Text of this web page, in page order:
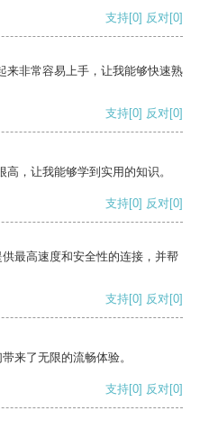
支持[0] 反对[0]
来非常容易上手，让我能够快速熟
支持[0] 反对[0]
，让我能够学到实用的知识。
支持[0] 反对[0]
最高速度和安全性的连接，并帮
支持[0] 反对[0]
来了无限的流畅体验。
支持[0] 反对[0]